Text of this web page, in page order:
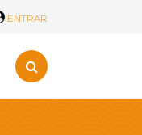
ENTRAR